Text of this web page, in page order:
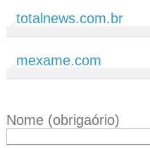
totalnews.com.br
mexame.com
Nome (obrigaório)